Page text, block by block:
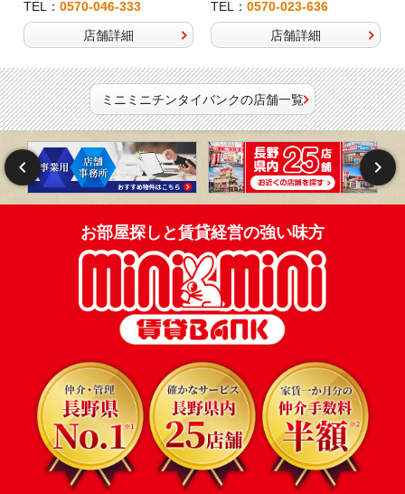
TEL： 0570-046-333
店舗詳細
TEL：0570-023-636
店舗詳細
ミニミニチンタイバンクの店舗一覧
お部屋探しと賃貸経営の強い味方